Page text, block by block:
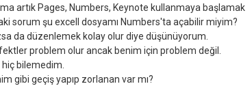
artık Pages, Numbers, Keynote kullanmaya başlamak
sorum şu excell dosyamı Numbers'ta açabilir miyim?
da düzenlemek kolay olur diye düşünüyorum.
problem olur ancak benim için problem değil.
bilemedim.
gibi geçiş yapıp zorlanan var mı?